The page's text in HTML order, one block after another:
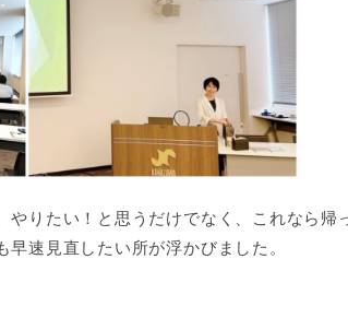
やりたい！と思うだけでなく、これなら帰
速見直したい所が浮かびました。